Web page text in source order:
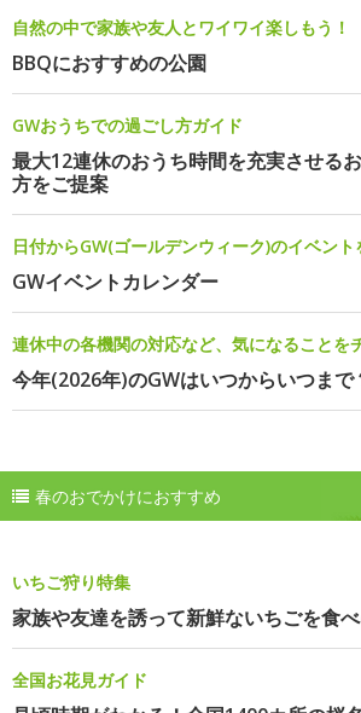
自然の中で家族や友人とワイワイ楽しもう！
BBQにおすすめの公園
GWおうちでの過ごし方ガイド
最大12連休のおうち時間を充実させる
方をご提案
日付からGW(ゴールデンウィーク)のイベント
GWイベントカレンダー
連休中の各機関の対応など、気になることを
今年(2026年)のGWはいつからいつまで
春のおでかけにおすすめ
いちご狩り特集
家族や友達を誘って新鮮ないちごを食
全国お花見ガイド